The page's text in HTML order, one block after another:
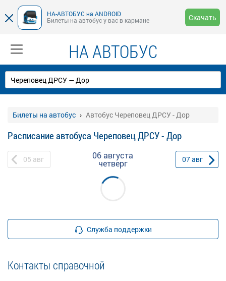
НА-АВТОБУС на ANDROID
Билеты на автобус у вас в кармане
Скачать
НА АВТОБУС
Билеты на автобус Автобус Череповец ДРСУ - Дор
Расписание автобуса Череповец ДРСУ - Дор
05 авг 06 августа
четверг 07авг
Служба поддержки
Контакты справочной